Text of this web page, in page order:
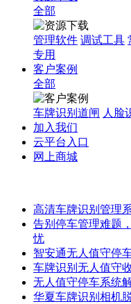
全部
管理软件 调试工具
专用
客户案例
全部
车牌识别道闸 人脸
加入我们
云平台入口
网上商城
高清车牌识别管理
告别停车管理难题
忧
智安通无人值守停
车牌识别无人值守
无人值守停车系统
华夏车牌识别相机